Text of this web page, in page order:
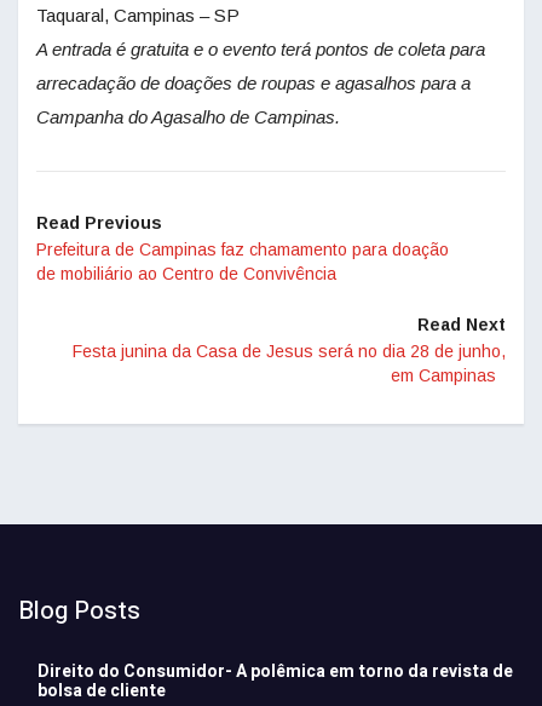
Taquaral, Campinas – SP
A entrada é gratuita e o evento terá pontos de coleta para
arrecadação de doações de roupas e agasalhos para a
Campanha do Agasalho de Campinas.
Read Previous
Prefeitura de Campinas faz chamamento para doação
de mobiliário ao Centro de Convivência
Read Next
Festa junina da Casa de Jesus será no dia 28 de junho,
em Campinas
Blog Posts
Direito do Consumidor- A polêmica em torno da revista de
bolsa de cliente